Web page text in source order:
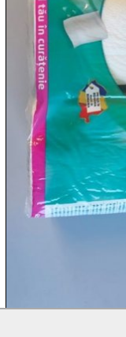
10.08:
10.08:
10.08: